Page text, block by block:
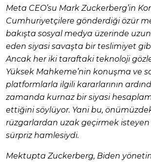
Meta CEO’su Mark Zuckerberg’in
Cumhuriyetçilere gönderdiği özür
bakışta sosyal medya üzerinde
eden siyasi savaşta bir teslimiyet
Ancak her iki taraftaki teknoloji
Yüksek Mahkeme’nin konuşma ve
platformlarla ilgili kararlarının
zamanda kurnaz bir siyasi
ettiğini söylüyor. Yani bu,
rüzgarlardan uzak geçirmek isteyen
sürpriz hamlesiydi.
Mektupta Zuckerberg, Biden